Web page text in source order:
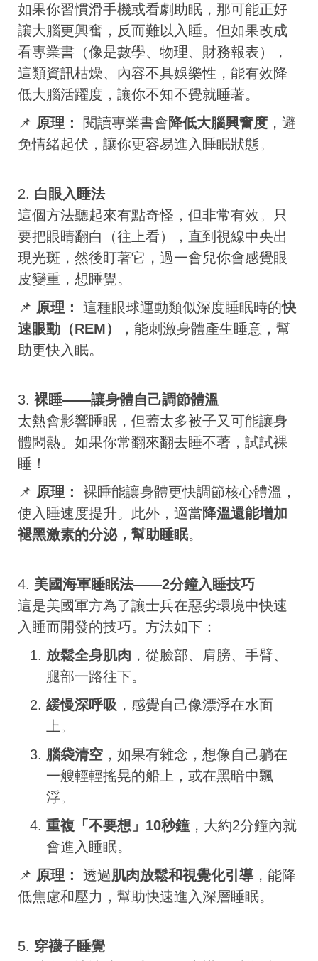
如果你習慣滑手機或看劇助眠，那可能正好
讓大腦更興奮，反而難以入睡。但如果改成
看專業書（像是數學、物理、財務報表），
這類資訊枯燥、內容不具娛樂性，能有效降
低大腦活躍度，讓你不知不覺就睡著。
📌 原理： 閱讀專業書會降低大腦興奮度 ，避
免情緒起伏，讓你更容易進入睡眠狀態。
2. 白眼入睡法
這個方法聽起來有點奇怪，但非常有效。只
要把眼睛翻白（往上看），直到視線中央出
現光斑，然後盯著它，過一會兒你會感覺眼
皮變重，想睡覺。
📌 原理： 這種眼球運動類似深度睡眠時的快
速眼動（REM）
，能刺激身體產生睡意，幫
助更快入眠。
3. 裸睡——讓身體自己調節體溫
太熱會影響睡眠，但蓋太多被子又可能讓身
體悶熱。如果你常翻來翻去睡不著，試試裸
睡！
📌 原理：
裸睡能讓身體更快調節核心體溫，
使入睡速度提升。此外，適當降溫還能增加
褪黑激素的分泌，幫助睡眠。
4. 美國海軍睡眠法——2分鐘入睡技巧
這是美國軍方為了讓士兵在惡劣環境中快速
入睡而開發的技巧。方法如下：
放鬆全身肌肉 ，從臉部、肩膀、手臂、
腿部一路往下。
緩慢深呼吸 ，感覺自己像漂浮在水面
上。
腦袋清空 ，如果有雜念，想像自己躺在
一艘輕輕搖晃的船上，或在黑暗中飄
浮。
重複「不要想」10秒鐘，大約2分鐘內就
會進入睡眠。
📌 原理： 透過肌肉放鬆和視覺化引導 ，能降
低焦慮和壓力，幫助快速進入深層睡眠。
5. 穿襪子睡覺